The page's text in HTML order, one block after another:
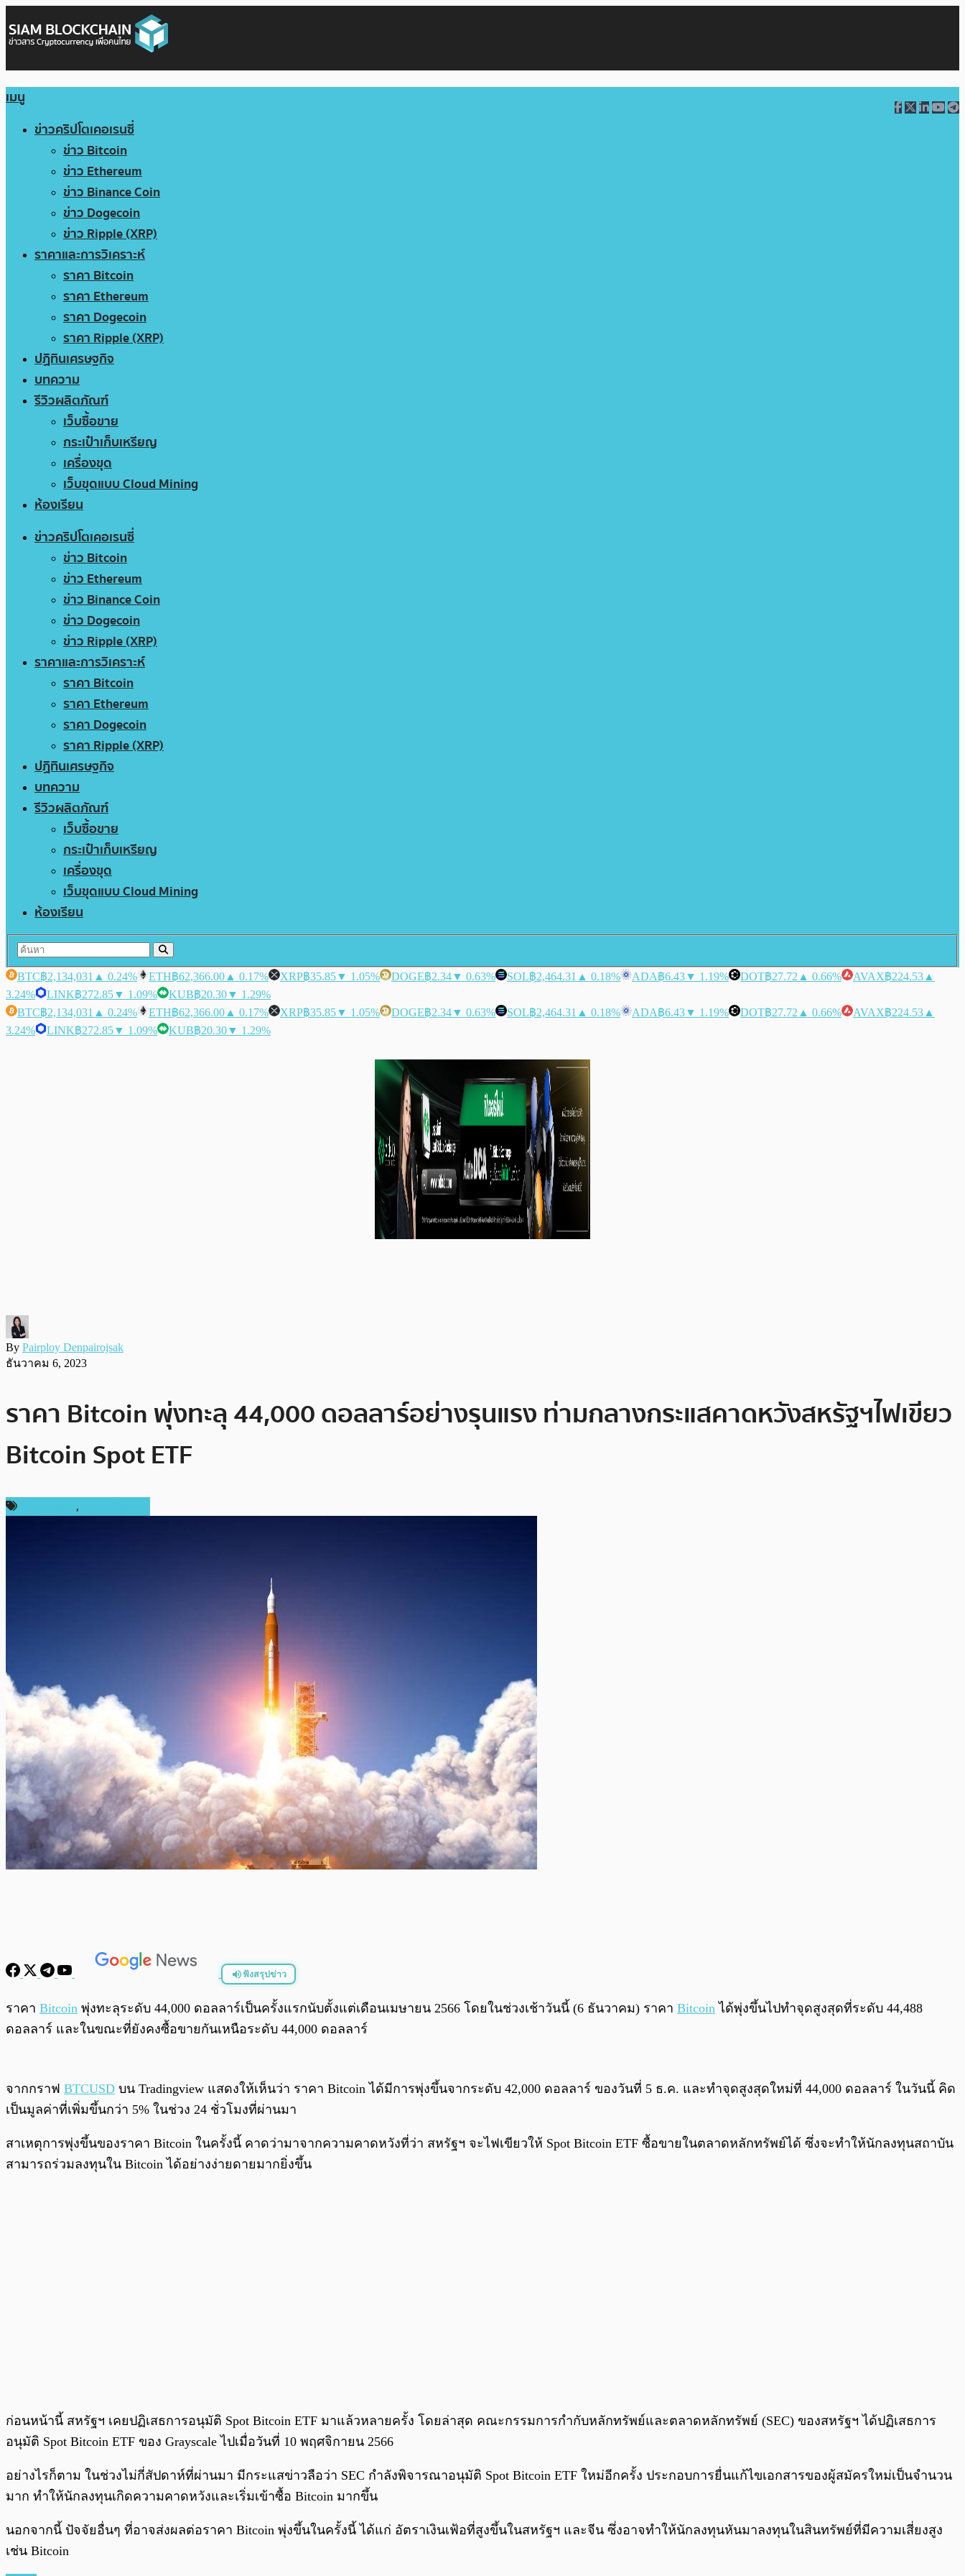
เมนู
ข่าวคริปโตเคอเรนซี่
ข่าว Bitcoin
ข่าว Ethereum
ข่าว Binance Coin
ข่าว Dogecoin
ข่าว Ripple (XRP)
ราคาและการวิเคราะห์
ราคา Bitcoin
ราคา Ethereum
ราคา Dogecoin
ราคา Ripple (XRP)
ปฏิทินเศรษฐกิจ
บทความ
รีวิวผลิตภัณฑ์
เว็บซื้อขาย
กระเป๋าเก็บเหรียญ
เครื่องขุด
เว็บขุดแบบ Cloud Mining
ห้องเรียน
ข่าวคริปโตเคอเรนซี่
ข่าว Bitcoin
ข่าว Ethereum
ข่าว Binance Coin
ข่าว Dogecoin
ข่าว Ripple (XRP)
ราคาและการวิเคราะห์
ราคา Bitcoin
ราคา Ethereum
ราคา Dogecoin
ราคา Ripple (XRP)
ปฏิทินเศรษฐกิจ
บทความ
รีวิวผลิตภัณฑ์
เว็บซื้อขาย
กระเป๋าเก็บเหรียญ
เครื่องขุด
เว็บขุดแบบ Cloud Mining
ห้องเรียน
BTC฿2,134,031 ▲ 0.24% ETH฿62,366.00 ▲ 0.17% XRP฿35.85▼ 1.05% DOGE฿2.34▼ 0.63% SOL฿2,464.31 ▲ 0.18% ADA฿6.43▼ 1.19% DOT฿27.72 ▲ 0.66% AVAX฿224.53 ▲
3.24%
LINK฿272.85▼ 1.09% KUB฿20.30▼ 1.29%
BTC฿2,134,031 ▲ 0.24% ETH฿62,366.00 ▲ 0.17% XRP฿35.85▼ 1.05% DOGE฿2.34▼ 0.63% SOL฿2,464.31 ▲ 0.18% ADA฿6.43▼ 1.19% DOT฿27.72 ▲ 0.66% AVAX฿224.53 ▲
3.24%
LINK฿272.85▼ 1.09% KUB฿20.30▼ 1.29%
By Pairploy Denpairojsak
ธันวาคม 6, 2023
ราคา Bitcoin พุ่งทะลุ 44,000 ดอลลาร์อย่างรุนแรง ท่ามกลางกระแสคาดหวังสหรัฐฯไฟเขียว
Bitcoin Spot ETF
,
ฟังสรุปข่าว
พร้อมเล่น 0:00 / 0:00
ราคา Bitcoin พุ่งทะลุระดับ 44,000 ดอลลาร์เป็นครั้งแรกนับตั้งแต่เดือนเมษายน 2566 โดยในช่วงเช้าวันนี้ (6 ธันวาคม) ราคา Bitcoin ได้พุ่งขึ้นไปทำจุดสูงสุดที่ระดับ 44,488
ดอลลาร์ และในขณะที่ยังคงซื้อขายกันเหนือระดับ 44,000 ดอลลาร์
จากกราฟ BTCUSD บน Tradingview แสดงให้เห็นว่า ราคา Bitcoin ได้มีการพุ่งขึ้นจากระดับ 42,000 ดอลลาร์ ของวันที่ 5 ธ.ค. และทำจุดสูงสุดใหม่ที่ 44,000 ดอลลาร์ ในวันนี้ คิด
เป็นมูลค่าที่เพิ่มขึ้นกว่า 5% ในช่วง 24 ชั่วโมงที่ผ่านมา
สาเหตุการพุ่งขึ้นของราคา Bitcoin ในครั้งนี้ คาดว่ามาจากความคาดหวังที่ว่า สหรัฐฯ จะไฟเขียวให้ Spot Bitcoin ETF ซื้อขายในตลาดหลักทรัพย์ได้ ซึ่งจะทำให้นักลงทุนสถาบัน
สามารถร่วมลงทุนใน Bitcoin ได้อย่างง่ายดายมากยิ่งขึ้น
ก่อนหน้านี้ สหรัฐฯ เคยปฏิเสธการอนุมัติ Spot Bitcoin ETF มาแล้วหลายครั้ง โดยล่าสุด คณะกรรมการกำกับหลักทรัพย์และตลาดหลักทรัพย์ (SEC) ของสหรัฐฯ ได้ปฏิเสธการ
อนุมัติ Spot Bitcoin ETF ของ Grayscale ไปเมื่อวันที่ 10 พฤศจิกายน 2566
อย่างไรก็ตาม ในช่วงไม่กี่สัปดาห์ที่ผ่านมา มีกระแสข่าวลือว่า SEC กำลังพิจารณาอนุมัติ Spot Bitcoin ETF ใหม่อีกครั้ง ประกอบการยื่นแก้ไขเอกสารของผู้สมัครใหม่เป็นจำนวน
มาก ทำให้นักลงทุนเกิดความคาดหวังและเริ่มเข้าซื้อ Bitcoin มากขึ้น
นอกจากนี้ ปัจจัยอื่นๆ ที่อาจส่งผลต่อราคา Bitcoin พุ่งขึ้นในครั้งนี้ ได้แก่ อัตราเงินเฟ้อที่สูงขึ้นในสหรัฐฯ และจีน ซึ่งอาจทำให้นักลงทุนหันมาลงทุนในสินทรัพย์ที่มีความเสี่ยงสูง
เช่น Bitcoin